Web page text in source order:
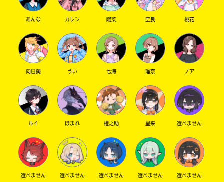
お声がけありがとうございます
K-POP は アイリットの イロハ が最推しです
՞⸝⸝. .⸝⸝՞݂˳ഒ
からぴちは ゆあんくん ・ じゃぱぱさん を推し
ています ♫⊹꒷꒦ ｡ﾟ
甘恋様の推しも教えていただけるとうれしいで
ゆいちゃ呼び ・ ため もちろん
です .ᐟ.ᐟ
私も甘ちゃ呼び ・ ため 良いですか ꕀ .ᐣ.ᐣ
✎ܚ ゆず ㄘԣꩢ
プロセカは えななん 推しです
でも . 杏ちゃんと雫さんにも最近ハマり中です(
ྀི ⸝⸝⸝ )ა
ゆずちは プロセカの中で好きな曲ある .ᐣ.ᐣ
あんな カレン 陽菜 空良 桃花
向日葵 うい 七海 瑠奈 ノア
ルイ ほまれ 権之助 星来 選べません
選べません 選べません 選べません 選べません 選べません